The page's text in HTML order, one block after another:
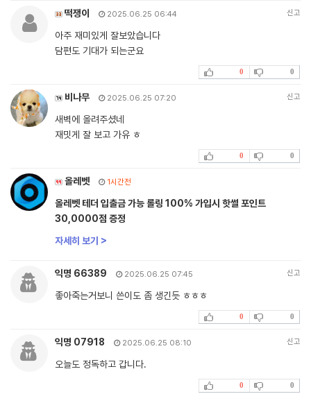
떡쟁이 2025.06.25 06:44 신고
아주 재미있게 잘보았습니다
담편도 기대가 되는군요
0 0
비나무 2025.06.25 07:20 신고
새벽에 올려주셨네
재밋게 잘 보고 가유 ㅎ
0 0
올레벳 1시간전
올레벳 테더 입출금 가능 롤링 100% 가입시 핫썰 포인트
30,0000점 증정
자세히 보기 >
익명 66389 2025.06.25 07:45 신고
좋아죽는거보니 쓴이도 좀 생긴듯 ㅎㅎㅎ
0 0
익명 07918 2025.06.25 08:10 신고
오늘도 정독하고 갑니다.
0 0